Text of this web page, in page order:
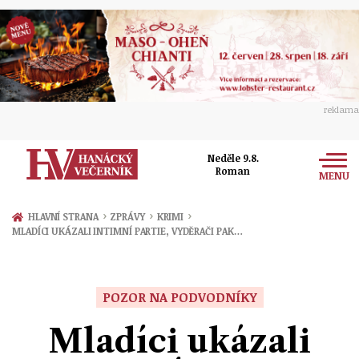
reklama
Neděle 9.8.
Roman
MENU
Zprávy
Přerov
Ekonomika
Ženy
Sport
HLAVNÍ STRANA › ZPRÁVY › KRIMI ›
MLADÍCI UKÁZALI INTIMNÍ PARTIE, VYDĚRAČI PAK…
POZOR NA PODVODNÍKY
Mladíci ukázali